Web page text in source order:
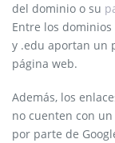
del dominio o su
Entre los
y .edu aportan un
página web.
Además, los
no cuenten con
por parte de